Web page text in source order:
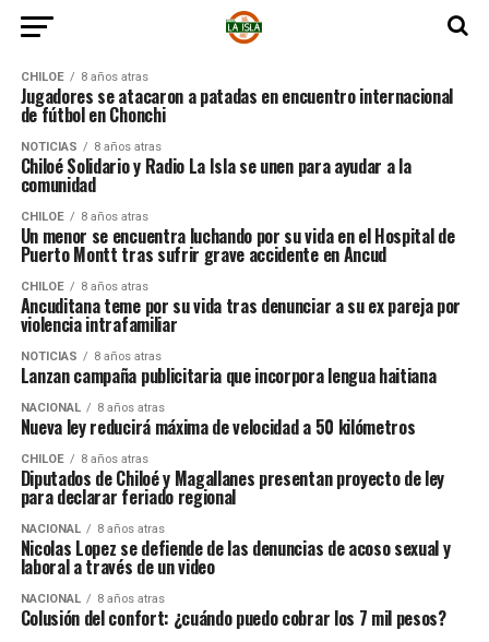
CHILOE 8 años atras
Jugadores se atacaron a patadas en encuentro internacional
de fútbol en Chonchi
NOTICIAS 8 años atras
Chiloé Solidario y Radio La Isla se unen para ayudar a la
comunidad
CHILOE 8 años atras
Un menor se encuentra luchando por su vida en el Hospital de
Puerto Montt tras sufrir grave accidente en Ancud
CHILOE 8 años atras
Ancuditana teme por su vida tras denunciar a su ex pareja por
violencia intrafamiliar
NOTICIAS 8 años atras
Lanzan campaña publicitaria que incorpora lengua haitiana
NACIONAL 8 años atras
Nueva ley reducirá máxima de velocidad a 50 kilómetros
CHILOE 8 años atras
Diputados de Chiloé y Magallanes presentan proyecto de ley
para declarar feriado regional
NACIONAL 8 años atras
Nicolas Lopez se defiende de las denuncias de acoso sexual y
laboral a través de un video
NACIONAL 8 años atras
Colusión del confort: ¿cuándo puedo cobrar los 7 mil pesos?